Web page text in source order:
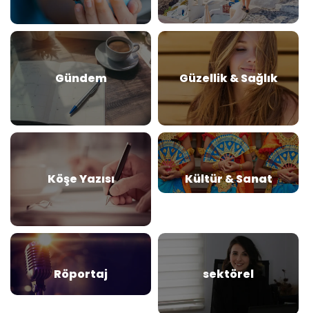
Gündem Güzellik & Sağlık
Köşe Yazısı Kültür & Sanat
Röportaj sektörel